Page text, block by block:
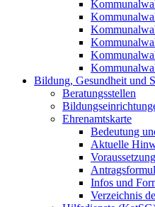
Bildung, Gesundheit und
Beratungsstellen
Ehrenamtskarte
Bedeutung
Aktuelle
Infos und
Verzeichnis